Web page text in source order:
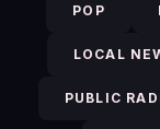
POP
LOCAL
PUBLIC